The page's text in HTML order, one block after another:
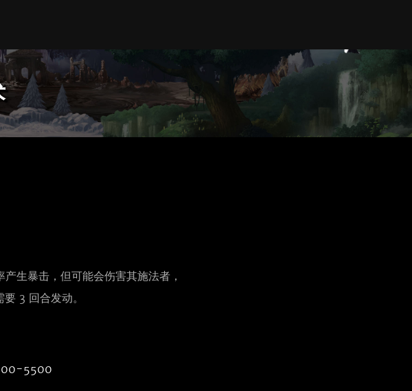
生暴击，但可能会伤害其施法者，
3 回合发动。
5500